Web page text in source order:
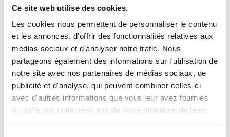
Ce site web utilise des cookies.
Les cookies nous permettent de personnaliser le contenu
et les annonces, d'offrir des fonctionnalités relatives aux
médias sociaux et d'analyser notre trafic. Nous
partageons également des informations sur l'utilisation de
notre site avec nos partenaires de médias sociaux, de
publicité et d'analyse, qui peuvent combiner celles-ci
avec d'autres informations que vous leur avez fournies
ou qu'ils ont collectées lors de votre utilisation de leurs